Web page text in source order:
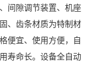
间隙调节装置、机座
、齿条材质为特制材
便宜、使用方便，自
寿命长。设备全自动